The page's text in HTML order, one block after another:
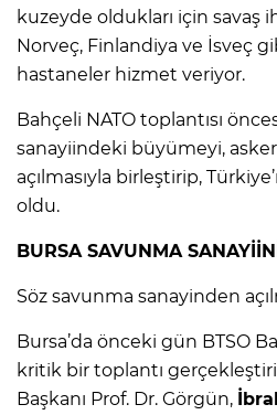
kuzeyde oldukları için savaş
Norveç, Finlandiya ve İsveç
hastaneler hizmet veriyor.
Bahçeli NATO toplantısı
sanayiindeki büyümeyi,
açılmasıyla birleştirip,
oldu.
BURSA SAVUNMA
Söz savunma sanayinden
Bursa’da önceki gün BTSO
kritik bir toplantı
Başkanı Prof. Dr. Görgün,